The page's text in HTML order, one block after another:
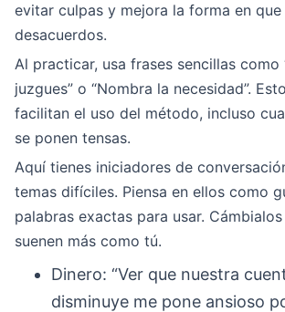
evitar culpas y mejora la forma en que
desacuerdos.
Al practicar, usa frases sencillas como
juzgues” o “Nombra la necesidad”.
facilitan el uso del método, incluso
se ponen tensas.
Aquí tienes iniciadores de
temas difíciles. Piensa en ellos como
palabras exactas para usar.
suenen más como tú.
Dinero: “Ver que nuestra
disminuye me pone ansioso